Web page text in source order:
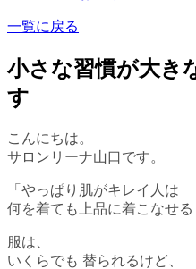
一覧に戻る
小さな習慣が大き
す
こんにちは。
サロンリーナ山口です。
「やっぱり肌がキレイ人は
何を着ても上品に着こなせる
服は、
いくらでも 替られるけど、